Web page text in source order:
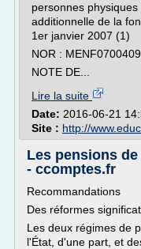
personnes
additionnelle de la
1er janvier 2007 (1)
NOR :
NOTE DE...
Lire la suite
Date: 2016-06-21
Site : http://
Les pensions
- ccomptes.fr
Recommandations
Des réformes
Les deux régimes de
l'État, d'une part, et